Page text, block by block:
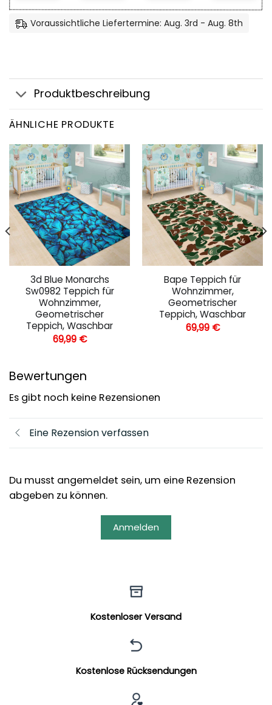
Voraussichtliche Liefertermine: Aug. 3rd - Aug. 8th
Produktbeschreibung
ÄHNLICHE PRODUKTE
3d Blue Monarchs
Sw0982 Teppich für
Wohnzimmer,
Geometrischer
Teppich, Waschbar
69,99 €
Bape Teppich für
Wohnzimmer,
Geometrischer
Teppich, Waschbar
69,99 €
Bewertungen
Es gibt noch keine Rezensionen
Eine Rezension verfassen
Du musst angemeldet sein, um eine Rezension
abgeben zu können.
Anmelden
Kostenloser Versand
Kostenlose Rücksendungen